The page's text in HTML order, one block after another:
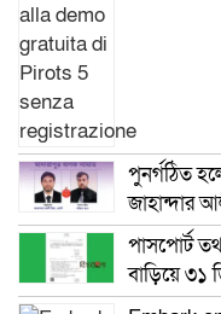
পুনর্গঠিত
জাহান্দার
পাসপোর্ট
বাড়িয়ে ৩১